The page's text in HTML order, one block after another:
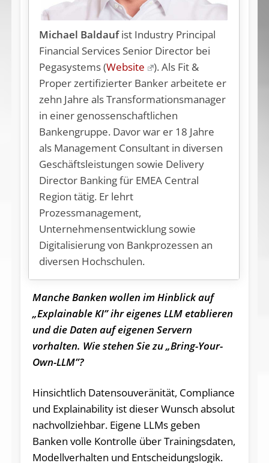
Michael Baldaufist Industry Principal
Financial Services Senior Director bei
Pegasystems (Website
). Als Fit &
Proper zertifizierter Banker arbeitete er
zehn Jahre als Transformationsmanager
in einer genossenschaftlichen
Bankengruppe. Davor war er 18 Jahre
als Management Consultant in diversen
Geschäftsleistungen sowie Delivery
Director Banking für EMEA Central
Region tätig. Er lehrt
Prozessmanagement,
Unternehmensentwicklung sowie
Digitalisierung von Bankprozessen an
diversen Hochschulen.
Manche Banken wollen im Hinblick auf
„Explainable KI” ihr eigenes LLM etablieren
und die Daten auf eigenen Servern
vorhalten. Wie stehen Sie zu „Bring-Your-
Own-LLM”?
Hinsichtlich Datensouveränität, Compliance
und Explainability ist dieser Wunsch absolut
nachvollziehbar. Eigene LLMs geben
Banken volle Kontrolle über Trainingsdaten,
Modellverhalten und Entscheidungslogik.